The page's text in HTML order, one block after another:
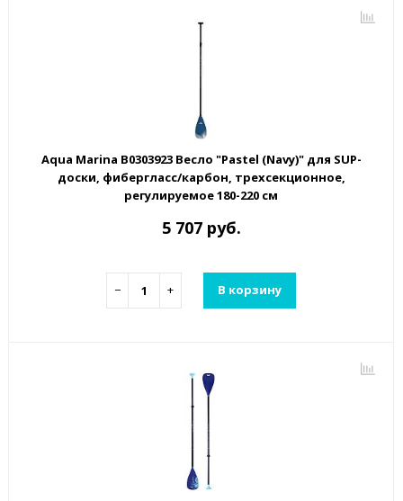
Aqua Marina B0303923 Весло "Pastel (Navy)" для SUP-
доски, фибергласс/карбон, трехсекционное,
регулируемое 180-220 см
5 707 руб.
− + В корзину